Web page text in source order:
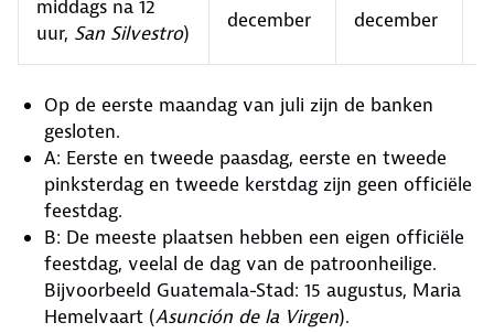
middags na 12
uur, San Silvestro)
december
december
Op de eerste maandag van juli zijn de banken
gesloten.
A: Eerste en tweede paasdag, eerste en tweede
pinksterdag en tweede kerstdag zijn geen officiële
feestdag.
B: De meeste plaatsen hebben een eigen officiële
feestdag, veelal de dag van de patroonheilige.
Bijvoorbeeld Guatemala-Stad: 15 augustus, Maria
Hemelvaart (Asunción de la Virgen).